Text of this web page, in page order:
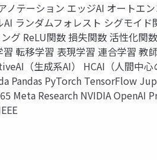
テーション エッジAI オートエ
ランダムフォレスト シグモイ
ReLU関数 損失関数 活性化関
転移学習 表現学習 連合学習
（生成系AI） HCAI（人間中
Pandas PyTorch TensorFlow
Meta Research NVIDIA OpenAI